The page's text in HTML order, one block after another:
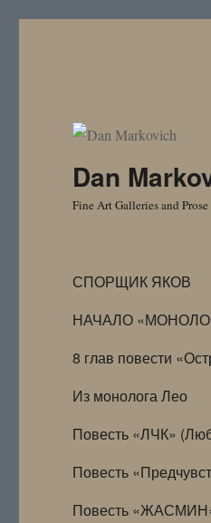
Dan
Fine Art Galleries and Prose
СПОРЩИК ЯКОВ
НАЧАЛО
8 глав повести
Из монолога Лео
Повесть «ЛЧК»
Повесть
Повесть